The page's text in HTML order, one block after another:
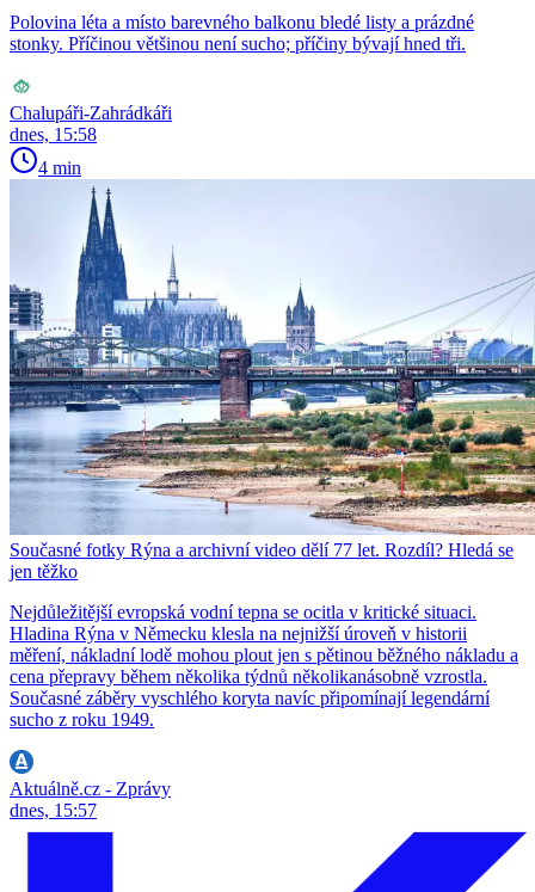
Polovina léta a místo barevného balkonu bledé listy a prázdné
stonky. Příčinou většinou není sucho; příčiny bývají hned tři.
Chalupáři-Zahrádkáři
dnes, 15:58
4 min
Současné fotky Rýna a archivní video dělí 77 let. Rozdíl? Hledá se
jen těžko
Nejdůležitější evropská vodní tepna se ocitla v kritické situaci.
Hladina Rýna v Německu klesla na nejnižší úroveň v historii
měření, nákladní lodě mohou plout jen s pětinou běžného nákladu a
cena přepravy během několika týdnů několikanásobně vzrostla.
Současné záběry vyschlého koryta navíc připomínají legendární
sucho z roku 1949.
Aktuálně.cz - Zprávy
dnes, 15:57